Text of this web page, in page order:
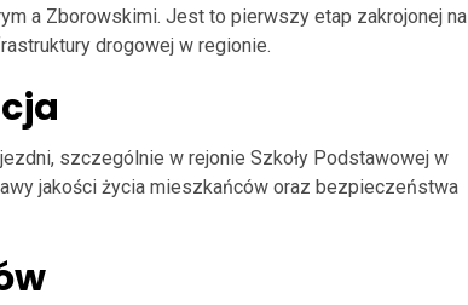
a Zborowskimi. Jest to pierwszy etap zakrojonej na
drogowej w regionie.
szczególnie w rejonie Szkoły Podstawowej w
jakości życia mieszkańców oraz bezpieczeństwa